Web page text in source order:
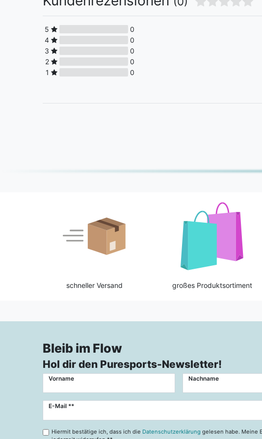
5
0
4
0
3
0
2
0
1
0
schneller Versand großes Produktsortiment
Bleib im Flow
Hol dir den Puresports-Newsletter!
Vorname Nachname
E-Mail **
Newsletter
Hiermit bestätige ich, dass ich die Datenschutzerklärung gelesen habe. Meine